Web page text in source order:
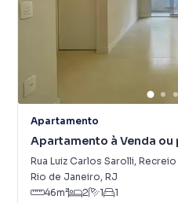
Apartamento
Apartamento à Venda ou
dos Bandeirantes
Rua Luiz Carlos Sarolli,
Rio de Janeiro, RJ
46m² 2 1 1